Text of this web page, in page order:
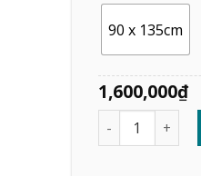
90 x 135cm
1,600,000₫
Quantity